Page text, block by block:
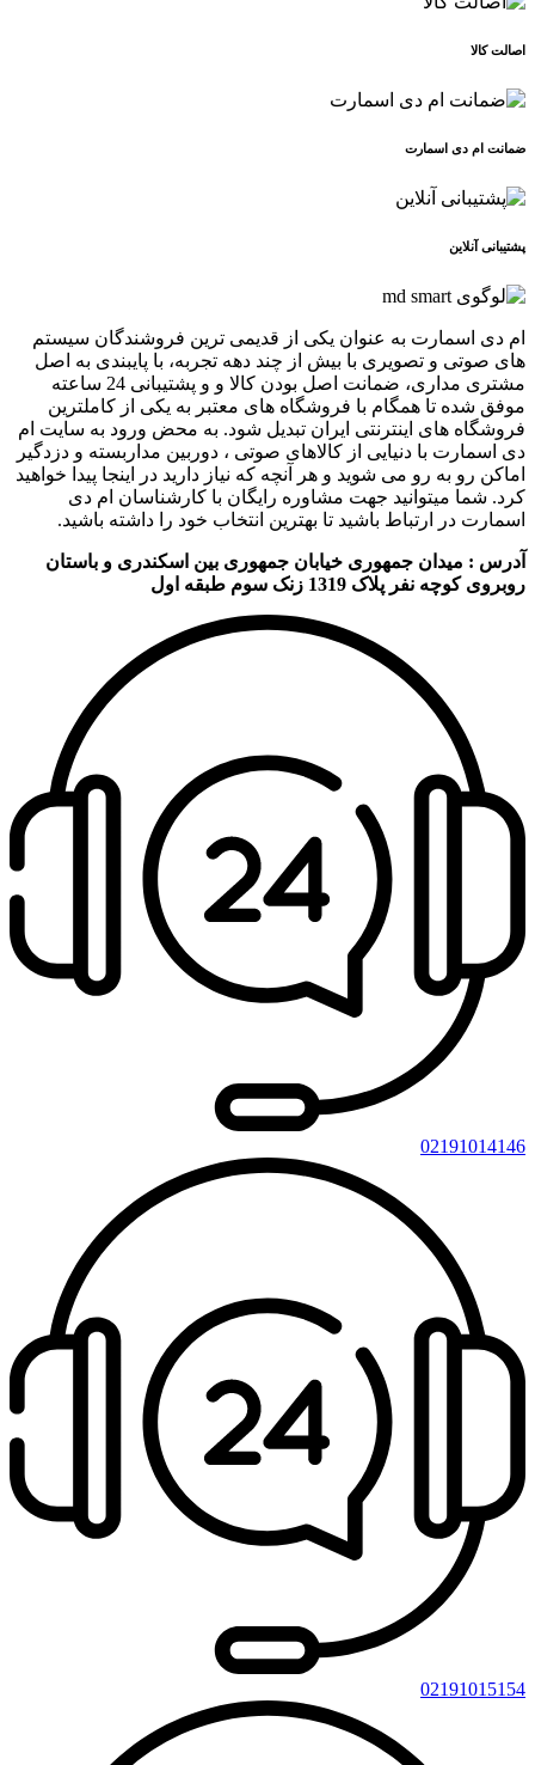
اصالت کالا
ضمانت ام دی اسمارت
پشتیبانی آنلاین
ام دی اسمارت به عنوان یکی از قدیمی ترین فروشندگان سیستم
های صوتی و تصویری با بیش از چند دهه تجربه، با پایبندی به اصل
مشتری مداری، ضمانت اصل بودن کالا و و پشتیبانی 24 ساعته
موفق شده تا همگام با فروشگاه های معتبر به یکی از کاملترین
فروشگاه های اینترنتی ایران تبدیل شود. به محض ورود به سایت ام
دی اسمارت با دنیایی از کالاهای صوتی ، دوربین مداربسته و دزدگیر
اماکن رو به رو می شوید و هر آنچه که نیاز دارید در اینجا پیدا خواهید
کرد. شما میتوانید جهت مشاوره رایگان با کارشناسان ام دی
اسمارت در ارتباط باشید تا بهترین انتخاب خود را داشته باشید.
آدرس : میدان جمهوری خیابان جمهوری بین اسکندری و باستان
روبروی کوچه نفر پلاک 1319 زنک سوم طبقه اول
02191014146
02191015154